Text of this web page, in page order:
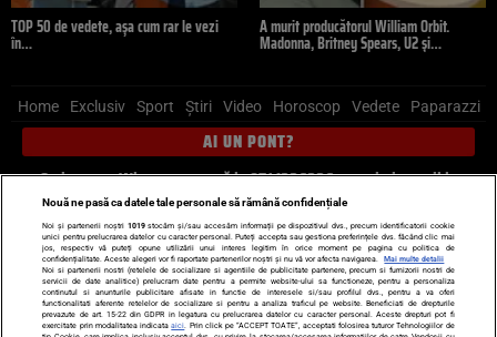
TOP 50 de vedete, așa cum rar le vezi
în…
A murit producătorul William Orbit.
Madonna, Britney Spears, U2 și…
Home Exclusiv Sport Știri Video Horoscop Vedete Paparazzi
AI UN PONT?
Scrie-ne pe Whatsapp, sună la 0741226226 sau trimite mail la
pont@cancan.ro
Știri interne Știri externe
Politică
Ultimele stiri
Diete Insula Iubirii Dictionar de vise
LIFE STYLE
Horoscop
Nouă ne pasă ca datele tale personale să rămână confidențiale
Noi și partenerii noștri 1019stocăm și/sau accesăm informații pe dispozitivul dvs., precum identificatorii cookie
unici pentru prelucrarea datelor cu caracter personal. Puteți accepta sau gestiona preferințele dvs. făcând clic mai
jos, respectiv vă puteți opune utilizării unui interes legitim în orice moment pe pagina cu politica de
confidențialitate. Aceste alegeri vor fi raportate partenerilor noștri și nu vă vor afecta navigarea.
Mai multe detalii
Noi si partenerii nostri (retelele de socializare si agentiile de publicitate partenere, precum si furnizorii nostri de
servicii de date analitice) prelucram date pentru a permite website-ului sa functioneze, pentru a personaliza
continutul si anunturile publicitare afisate in functie de interesele si/sau profilul dvs., pentru a va oferi
functionalitati aferente retelelor de socializare si pentru a analiza traficul pe website. Beneficiati de drepturile
prevazute de art. 15-22 din GDPR in legatura cu prelucrarea datelor cu caracter personal. Aceste drepturi pot fi
exercitate prin modalitatea indicataaici . Prin click pe “ACCEPT TOATE”, acceptati folosirea tuturor Tehnologiilor de